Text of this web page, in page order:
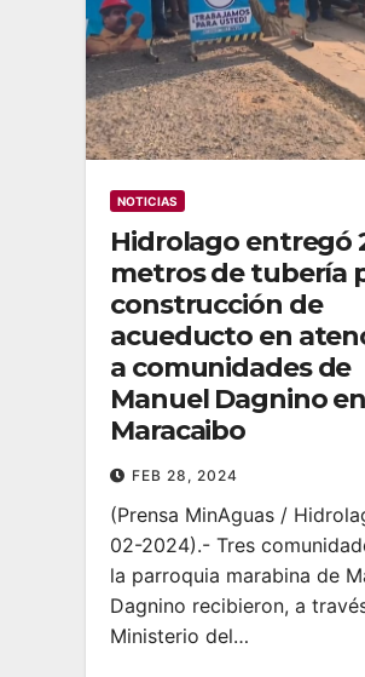
NOTICIAS
Hidrolago entregó
metros de tubería
construcción de
acueducto en
a comunidades de
Manuel Dagnino en
Maracaibo
FEB 28, 2024
(Prensa MinAguas /
02-2024).- Tres
la parroquia marabina de
Dagnino recibieron, a
Ministerio del…